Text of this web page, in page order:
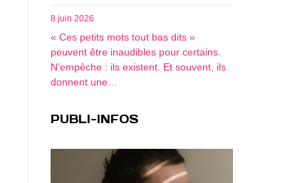
8 juin 2026
« Ces petits mots tout bas dits »
peuvent être inaudibles pour certains.
N’empêche : ils existent. Et souvent, ils
donnent une…
PUBLI-INFOS